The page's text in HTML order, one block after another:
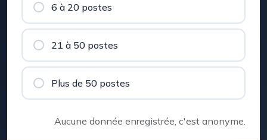
6 à 20 postes
21 à 50 postes
Plus de 50 postes
Aucune donnée enregistrée, c'est anonyme.